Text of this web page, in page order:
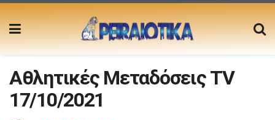
Αθλητικές Μεταδόσεις TV
17/10/2021